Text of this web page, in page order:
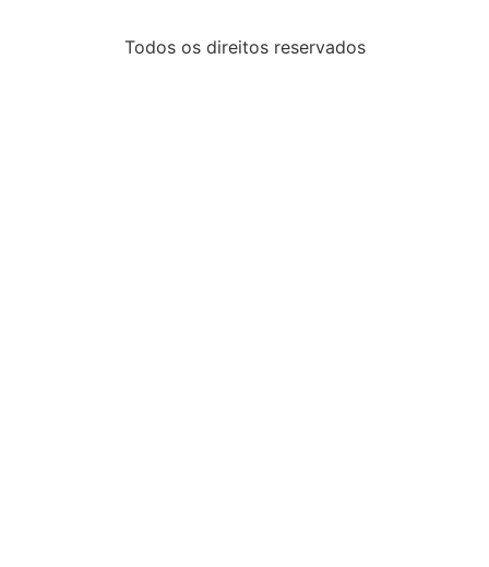
Todos os direitos reservados